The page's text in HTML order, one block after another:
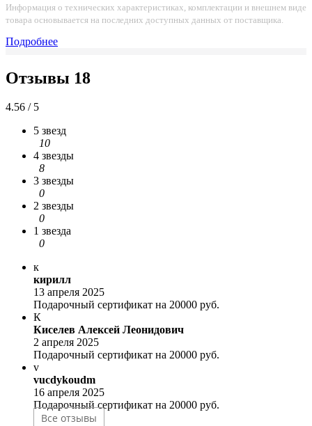
Информация о технических характеристиках, комплектации и внешнем виде
товара основывается на последних доступных данных от поставщика.
Подробнее
Отзывы 18
4.56 / 5
5 звезд
10
4 звезды
8
3 звезды
0
2 звезды
0
1 звезда
0
к
кирилл
13 апреля 2025
Подарочный сертификат на 20000 руб.
К
Киселев Алексей Леонидович
2 апреля 2025
Подарочный сертификат на 20000 руб.
v
vucdykoudm
16 апреля 2025
Подарочный сертификат на 20000 руб.
Все отзывы